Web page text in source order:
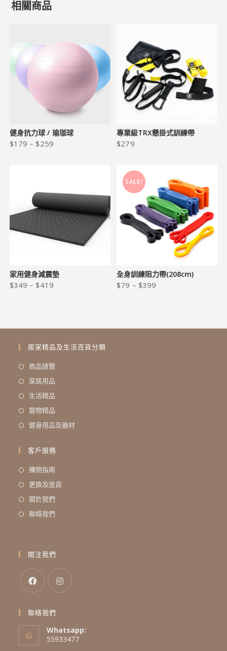
相關商品
健身抗力球 / 瑜珈球
$179 –$259
專業級TRX懸掛式訓練帶
$279
家用健身減震墊
$349 –$419
SALE!
全身訓練阻力帶(208cm)
$79 – $399
居家精品及生活百貨分類
商品總覽
家居用品
生活精品
寵物精品
健身用品及器材
客戶服務
購物指南
更換及退貨
關於我們
聯絡我們
關注我們
聯絡我們
Whatsapp:
55933477